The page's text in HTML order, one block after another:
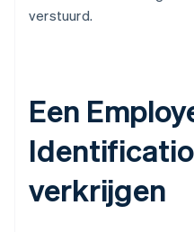
verstuurd.
Een
verkrijgen